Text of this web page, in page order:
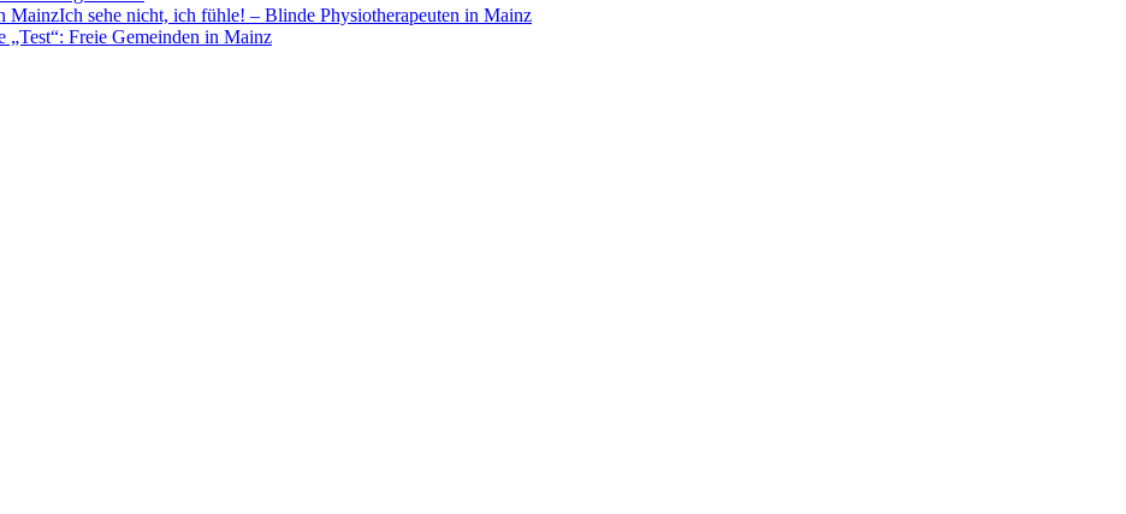
Ich sehe nicht, ich fühle! – Blinde Physiotherapeuten in Mainz
„Test“: Freie Gemeinden in Mainz